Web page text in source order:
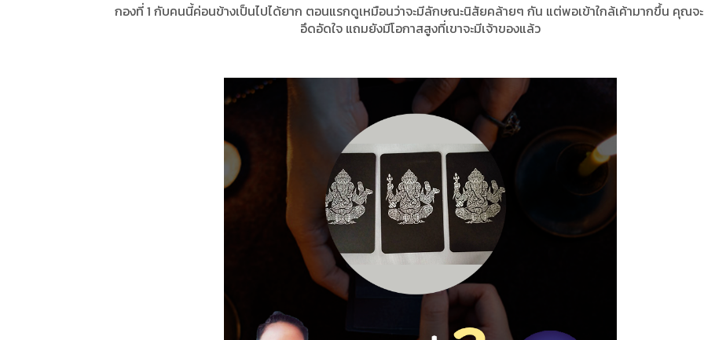
กองที่ 1 กับคนนี้ค่อนข้างเป็นไปได้ยาก ตอนแรกดูเหมือนว่าจะมีลักษณะนิสัยคล้ายๆ กัน แต่พอเข้าใกล้เค้ามากขึ้น คุณจ
อึดอัดใจ แถมยังมีโอกาสสูงที่เขาจะมีเจ้าของแล้ว